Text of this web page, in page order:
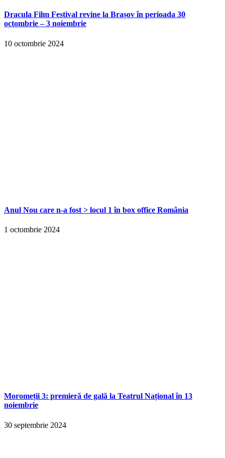
Dracula Film Festival revine la Brașov în perioada 30
octombrie – 3 noiembrie
10 octombrie 2024
Anul Nou care n-a fost > locul 1 în box office România
1 octombrie 2024
Moromeții 3: premieră de gală la Teatrul Național în 13
noiembrie
30 septembrie 2024